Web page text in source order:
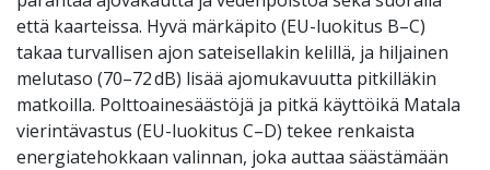
että kaarteissa. Hyvä märkäpito (EU-luokitus B–C)
takaa turvallisen ajon sateisellakin kelillä, ja hiljainen
melutaso (70–72 dB) lisää ajomukavuutta pitkilläkin
matkoilla. Polttoainesäästöjä ja pitkä käyttöikä Matala
vierintävastus (EU-luokitus C–D) tekee renkaista
energiatehokkaan valinnan, joka auttaa säästämään